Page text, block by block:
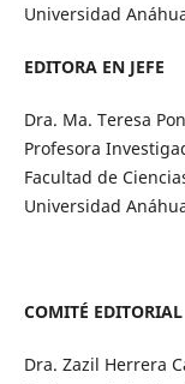
Universidad
EDITORA EN JEFE
Dra. Ma. Teresa
Profesora
Facultad de
Universidad
COMITÉ EDITORIAL
Dra. Zazil Herrera